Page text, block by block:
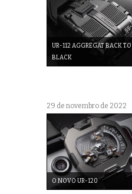
UR-112 AGGREGAT BACK TO
BLACK
29 de novembro de 2022
O NOVO UR-120